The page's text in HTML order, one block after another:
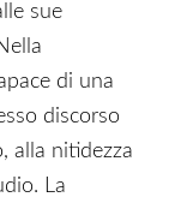
sue
di una
discorso
alla nitidezza
La